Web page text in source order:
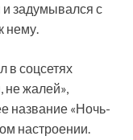
и задумывался с
нему.
в соцсетях
не жалей»,
название «Ночь-
настроении.